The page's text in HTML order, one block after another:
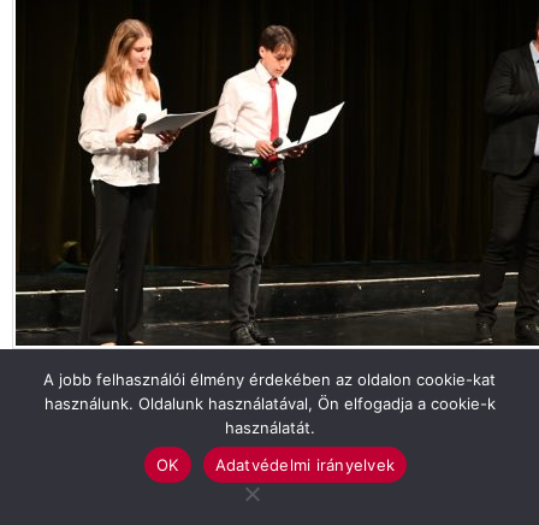
Tekintse meg galériánkat!
GFE SZARVASI GYAKORLÓ
Previous article
Az idei HAKI-napok fókuszában az
A jobb felhasználói élmény érdekében az oldalon cookie-kat
használunk. Oldalunk használatával, Ön elfogadja a cookie-k
használatát.
OK
Adatvédelmi irányelvek